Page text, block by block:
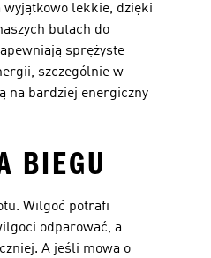
wyjątkowo lekkie, dzięki
butach do
sprężyste
szczególnie w
na bardziej energiczny
BIEGU
Wilgoć potrafi
odparować, a
A jeśli mowa o